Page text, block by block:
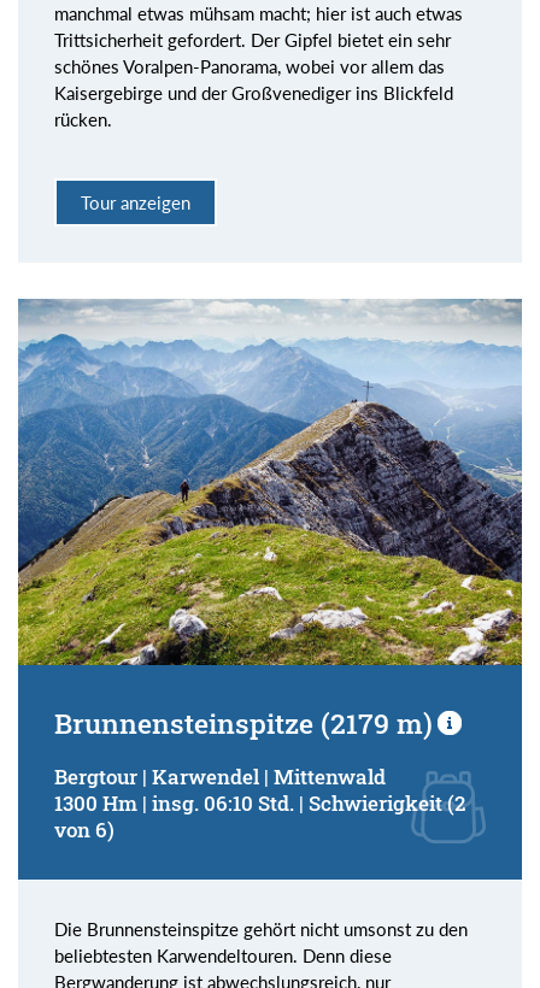
manchmal etwas mühsam macht; hier ist auch etwas
Trittsicherheit gefordert. Der Gipfel bietet ein sehr
schönes Voralpen-Panorama, wobei vor allem das
Kaisergebirge und der Großvenediger ins Blickfeld
rücken.
Tour anzeigen
Brunnensteinspitze (2179 m)
Bergtour | Karwendel | Mittenwald
1300 Hm | insg. 06:10 Std. | Schwierigkeit (2
von 6)
Die Brunnensteinspitze gehört nicht umsonst zu den
beliebtesten Karwendeltouren. Denn diese
Bergwanderung ist abwechslungsreich, nur